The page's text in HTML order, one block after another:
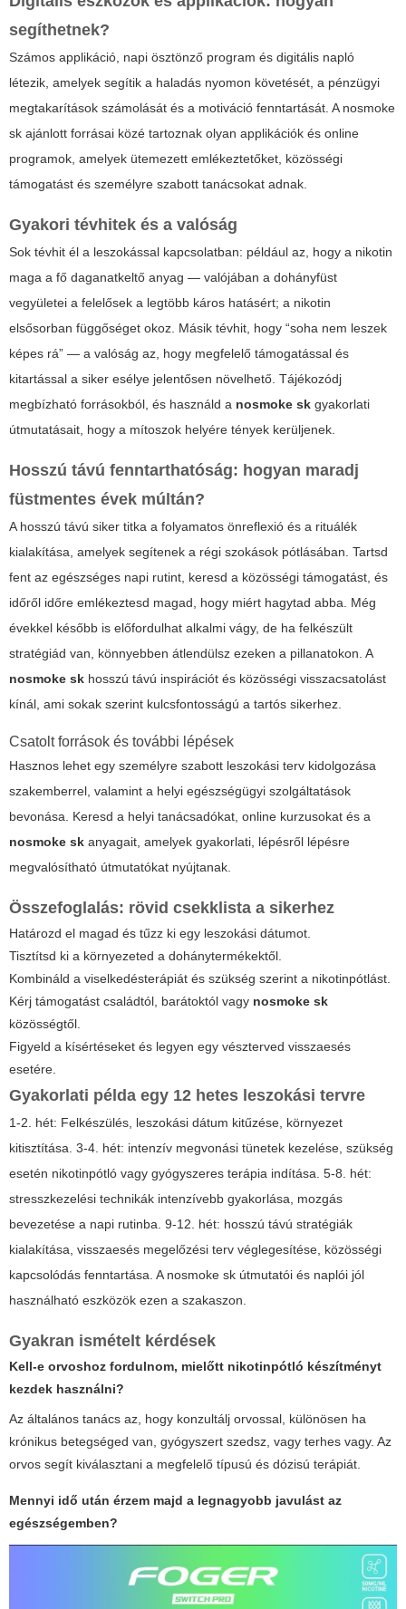
segíthetnek?
Számos applikáció, napi ösztönző program és digitális napló
létezik, amelyek segítik a haladás nyomon követését, a pénzügyi
megtakarítások számolását és a motiváció fenntartását. A nosmoke
sk ajánlott forrásai közé tartoznak olyan applikációk és online
programok, amelyek ütemezett emlékeztetőket, közösségi
támogatást és személyre szabott tanácsokat adnak.
Gyakori tévhitek és a valóság
Sok tévhit él a leszokással kapcsolatban: például az, hogy a nikotin
maga a fő daganatkeltő anyag — valójában a dohányfüst
vegyületei a felelősek a legtöbb káros hatásért; a nikotin
elsősorban függőséget okoz. Másik tévhit, hogy “soha nem leszek
képes rá” — a valóság az, hogy megfelelő támogatással és
kitartással a siker esélye jelentősen növelhető. Tájékozódj
megbízható forrásokból, és használd a nosmoke sk gyakorlati
útmutatásait, hogy a mítoszok helyére tények kerüljenek.
Hosszú távú fenntarthatóság: hogyan maradj
füstmentes évek múltán?
A hosszú távú siker titka a folyamatos önreflexió és a rituálék
kialakítása, amelyek segítenek a régi szokások pótlásában. Tartsd
fent az egészséges napi rutint, keresd a közösségi támogatást, és
időről időre emlékeztesd magad, hogy miért hagytad abba. Még
évekkel később is előfordulhat alkalmi vágy, de ha felkészült
stratégiád van, könnyebben átlendülsz ezeken a pillanatokon. A
nosmoke sk hosszú távú inspirációt és közösségi visszacsatolást
kínál, ami sokak szerint kulcsfontosságú a tartós sikerhez.
Csatolt források és további lépések
Hasznos lehet egy személyre szabott leszokási terv kidolgozása
szakemberrel, valamint a helyi egészségügyi szolgáltatások
bevonása. Keresd a helyi tanácsadókat, online kurzusokat és a
nosmoke sk anyagait, amelyek gyakorlati, lépésről lépésre
megvalósítható útmutatókat nyújtanak.
Összefoglalás: rövid csekklista a sikerhez
Határozd el magad és tűzz ki egy leszokási dátumot.
Tisztítsd ki a környezeted a dohánytermékektől.
Kombináld a viselkedésterápiát és szükség szerint a nikotinpótlást.
Kérj támogatást családtól, barátoktól vagy nosmoke sk
közösségtől.
Figyeld a kísértéseket és legyen egy vészterved visszaesés
esetére.
Gyakorlati példa egy 12 hetes leszokási tervre
1-2. hét: Felkészülés, leszokási dátum kitűzése, környezet
kitisztítása. 3-4. hét: intenzív megvonási tünetek kezelése, szükség
esetén nikotinpótló vagy gyógyszeres terápia indítása. 5-8. hét:
stresszkezelési technikák intenzívebb gyakorlása, mozgás
bevezetése a napi rutinba. 9-12. hét: hosszú távú stratégiák
kialakítása, visszaesés megelőzési terv véglegesítése, közösségi
kapcsolódás fenntartása. A nosmoke sk útmutatói és naplói jól
használható eszközök ezen a szakaszon.
Gyakran ismételt kérdések
Kell-e orvoshoz fordulnom, mielőtt nikotinpótló készítményt
kezdek használni?
Az általános tanács az, hogy konzultálj orvossal, különösen ha
krónikus betegséged van, gyógyszert szedsz, vagy terhes vagy. Az
orvos segít kiválasztani a megfelelő típusú és dózisú terápiát.
Mennyi idő után érzem majd a legnagyobb javulást az
egészségemben?